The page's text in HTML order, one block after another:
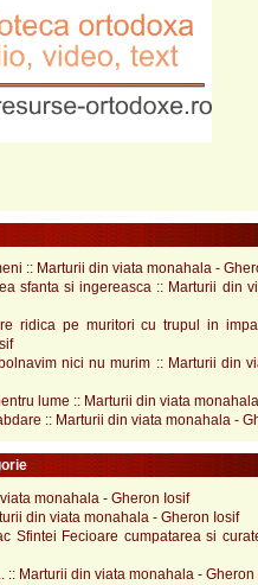
:: Marturii din viata monahala -
sfanta si ingereasca :: Marturii din
ridica pe muritori cu trupul in
nici nu murim :: Marturii din
lume :: Marturii din viata
:: Marturii din viata monahala -
monahala - Gheron Iosif
din viata monahala - Gheron Iosif
Sfintei Fecioare cumpatarea si
Marturii din viata monahala - Gheron